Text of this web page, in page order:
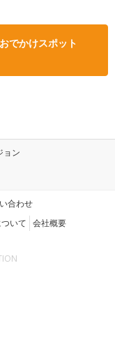
でかけスポット
ョン
合わせ
いて 会社概要